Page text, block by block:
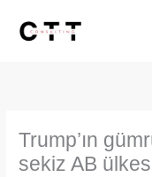
Trump’ın
sekiz AB